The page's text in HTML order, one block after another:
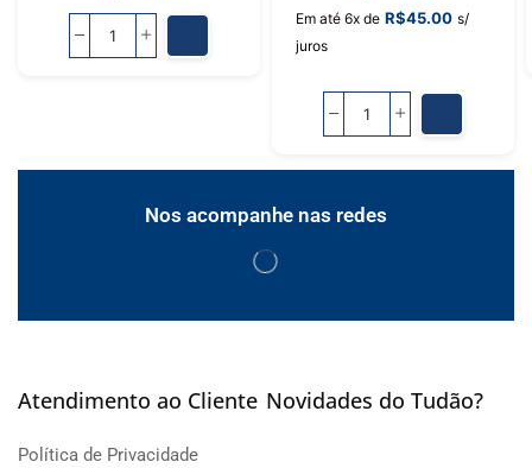
Em até 6x de R$45.00 s/
juros
Nos acompanhe nas redes
Atendimento ao Cliente
Política de Privacidade
Novidades do Tudão?